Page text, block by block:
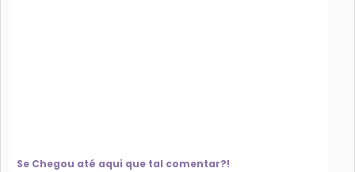
Se Chegou até aqui que tal comentar?!